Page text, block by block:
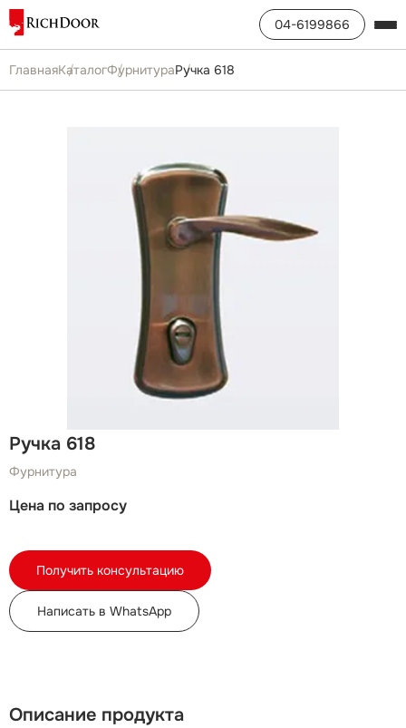
04-6199866
ГлавнаяКаталогФурнитураРучка 618
Ручка 618
Фурнитура
Цена по запросу
Получить консультацию
Написать в WhatsApp
Описание продукта